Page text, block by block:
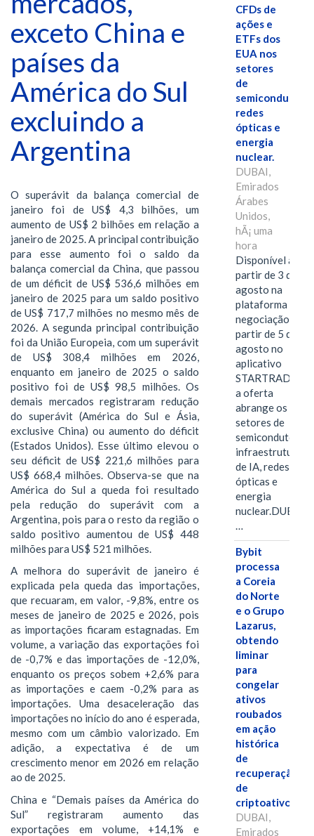
exceto China e
países da
América do Sul
excluindo a
Argentina
O superávit da balança comercial de
janeiro foi de US$ 4,3 bilhões, um
aumento de US$ 2 bilhões em relação a
janeiro de 2025. A principal contribuição
para esse aumento foi o saldo da
balança comercial da China, que passou
de um déficit de US$ 536,6 milhões em
janeiro de 2025 para um saldo positivo
de US$ 717,7 milhões no mesmo mês de
2026. A segunda principal contribuição
foi da União Europeia, com um superávit
de US$ 308,4 milhões em 2026,
enquanto em janeiro de 2025 o saldo
positivo foi de US$ 98,5 milhões. Os
demais mercados registraram redução
do superávit (América do Sul e Ásia,
exclusive China) ou aumento do déficit
(Estados Unidos). Esse último elevou o
seu déficit de US$ 221,6 milhões para
US$ 668,4 milhões. Observa-se que na
América do Sul a queda foi resultado
pela redução do superávit com a
Argentina, pois para o resto da região o
saldo positivo aumentou de US$ 448
milhões para US$ 521 milhões.
A melhora do superávit de janeiro é
explicada pela queda das importações,
que recuaram, em valor, -9,8%, entre os
meses de janeiro de 2025 e 2026, pois
as importações ficaram estagnadas. Em
volume, a variação das exportações foi
de -0,7% e das importações de -12,0%,
enquanto os preços sobem +2,6% para
as importações e caem -0,2% para as
importações. Uma desaceleração das
importações no início do ano é esperada,
mesmo com um câmbio valorizado. Em
adição, a expectativa é de um
crescimento menor em 2026 em relação
ao de 2025.
China e “Demais países da América do
Sul” registraram aumento das
exportações em volume, +14,1% e
CFDs de
ações e
ETFs dos
EUA nos
setores
de
redes
ópticas e
energia
nuclear.
DUBAI,
Emirados
Árabes
Unidos,
hÃ¡ uma
hora
Disponível a
partir de 3 de
agosto na
plataforma de
negociação e a
partir de 5 de
agosto no
aplicativo
STARTRADER,
a oferta
abrange os
setores de
semicondutores,
infraestrutura
de IA, redes
ópticas e
energia
nuclear.DUBAI,
…
Bybit
processa
a Coreia
do Norte
e o Grupo
Lazarus,
obtendo
liminar
para
congelar
ativos
roubados
em ação
histórica
de
recuperação
de
criptoativos
DUBAI,
Emirados